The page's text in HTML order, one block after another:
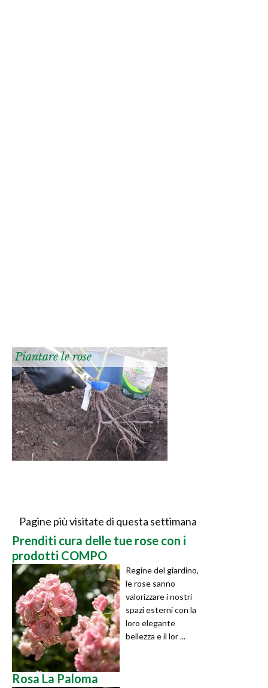
Piantare le rose
Pagine più visitate di questa settimana
Prenditi cura delle tue rose con i
prodotti COMPO
Regine del giardino,
le rose sanno
valorizzare i nostri
spazi esterni con la
loro elegante
bellezza e il lor ...
Rosa La Paloma